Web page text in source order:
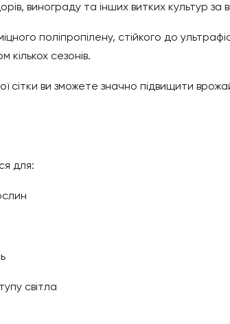
винограду та інших витких культур
поліпропілену, стійкого до
сезонів.
ви зможете значно підвищити
для:
світла